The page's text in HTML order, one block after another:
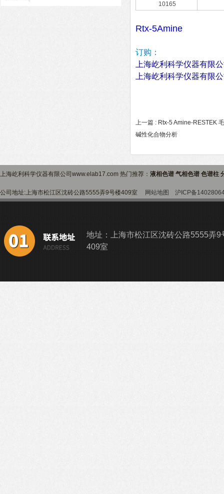
10165
Rtx-5Amine
订购：
上海屹利科学仪器有限
上海屹利科学仪器有限
上一篇 : Rtx-5 Amine-RESTEK
碱性化合物分析
上海屹利科学仪器有限公司www.elab17.com 热门推荐： 液相色谱 气相色谱 色谱柱
公司地址:上海市松江区沈砖公路5555弄9号楼409室 网站地图 沪ICP备
地址：上海市松江区沈砖公路5555弄9
409室